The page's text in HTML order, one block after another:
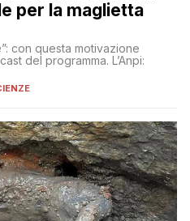
per la maglietta
con questa motivazione
del programma. L’Anpi: